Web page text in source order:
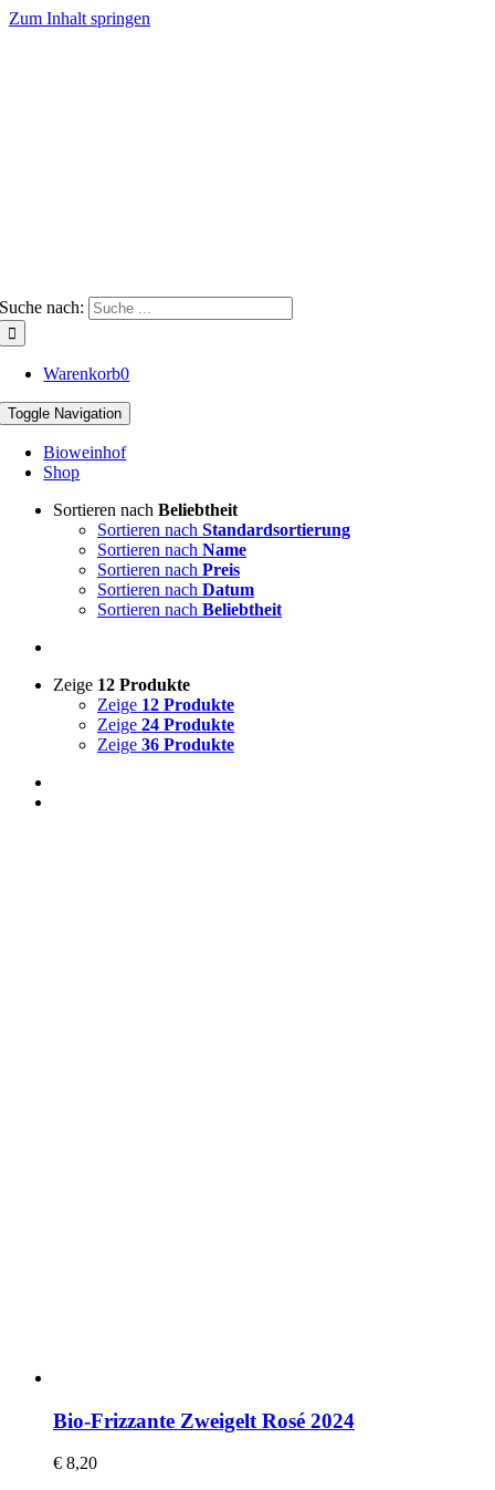
Zum Inhalt springen
Suche nach:
Warenkorb0
Toggle Navigation
Bioweinhof
Shop
Sortieren nach Beliebtheit
Sortieren nach Standardsortierung
Sortieren nach Name
Sortieren nach Preis
Sortieren nach Datum
Sortieren nach Beliebtheit
Zeige 12 Produkte
Zeige 12 Produkte
Zeige 24 Produkte
Zeige 36 Produkte
Bio-Frizzante Zweigelt Rosé 2024
€ 8,20